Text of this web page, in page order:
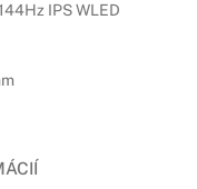
IPS WLED